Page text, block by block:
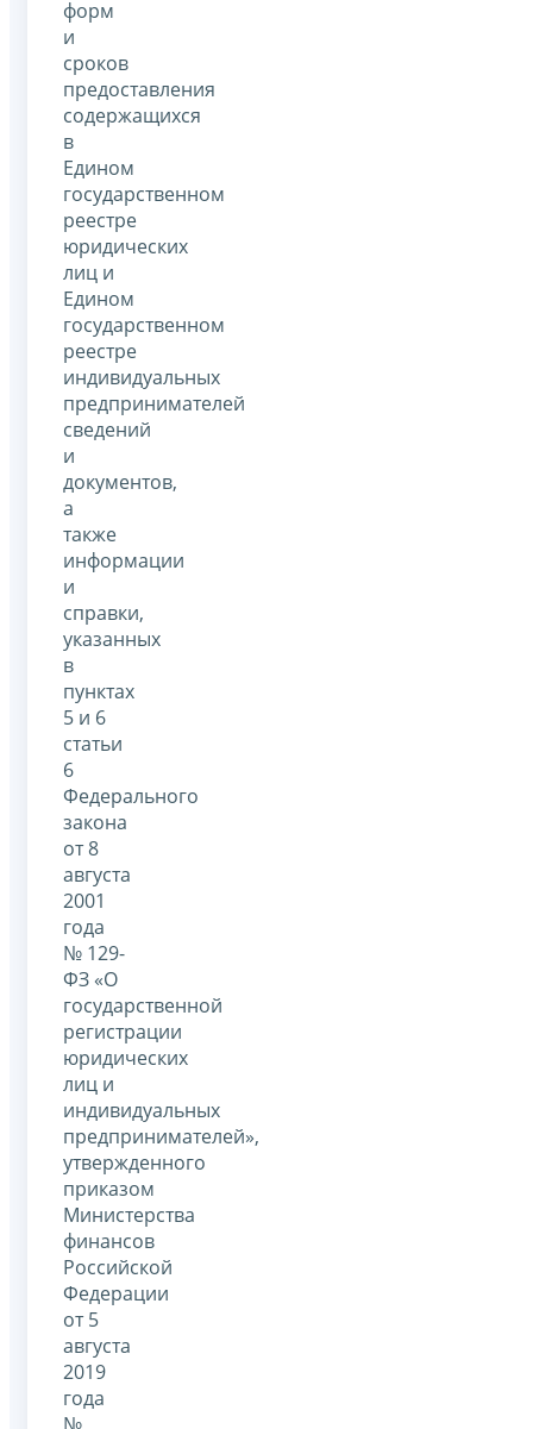
форм
и
сроков
предоставления
содержащихся
в
Едином
государственном
реестре
юридических
лиц и
Едином
государственном
реестре
индивидуальных
предпринимателей
сведений
и
документов,
а
также
информации
и
справки,
указанных
в
пунктах
5 и 6
статьи
6
Федерального
закона
от 8
августа
2001
года
№ 129-
ФЗ «О
государственной
регистрации
юридических
лиц и
индивидуальных
предпринимателей»,
утвержденного
приказом
Министерства
финансов
Российской
Федерации
от 5
августа
2019
года
№